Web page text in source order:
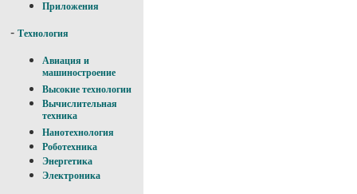
Приложения
- Технология
Авиация и
машиностроение
Высокие технологии
Вычислительная
техника
Нанотехнология
Роботехника
Энергетика
Электроника